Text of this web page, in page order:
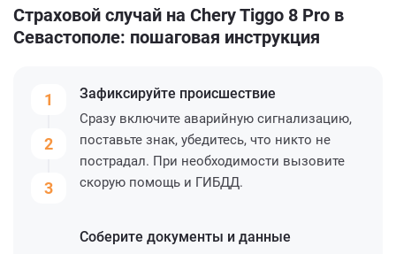
Страховой случай на Chery Tiggo 8 Pro в
Севастополе: пошаговая инструкция
1
2
3
Зафиксируйте происшествие
Сразу включите аварийную сигнализацию,
поставьте знак, убедитесь, что никто не
пострадал. При необходимости вызовите
скорую помощь и ГИБДД.
Соберите документы и данные